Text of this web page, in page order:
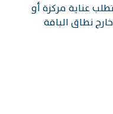
عناية مركزة أو
نطاق الباقة